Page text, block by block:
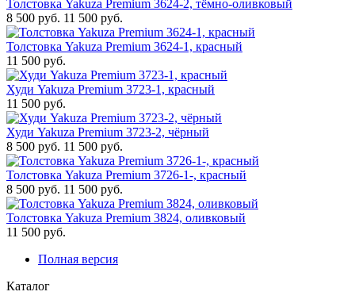
Толстовка Yakuza Premium 3624-2, тёмно-оливковый
8 500 руб. 11 500 руб.
Толстовка Yakuza Premium 3624-1, красный
11 500 руб.
Худи Yakuza Premium 3723-1, красный
11 500 руб.
Худи Yakuza Premium 3723-2, чёрный
8 500 руб. 11 500 руб.
Толстовка Yakuza Premium 3726-1-, красный
8 500 руб. 11 500 руб.
Толстовка Yakuza Premium 3824, оливковый
11 500 руб.
Полная версия
Каталог